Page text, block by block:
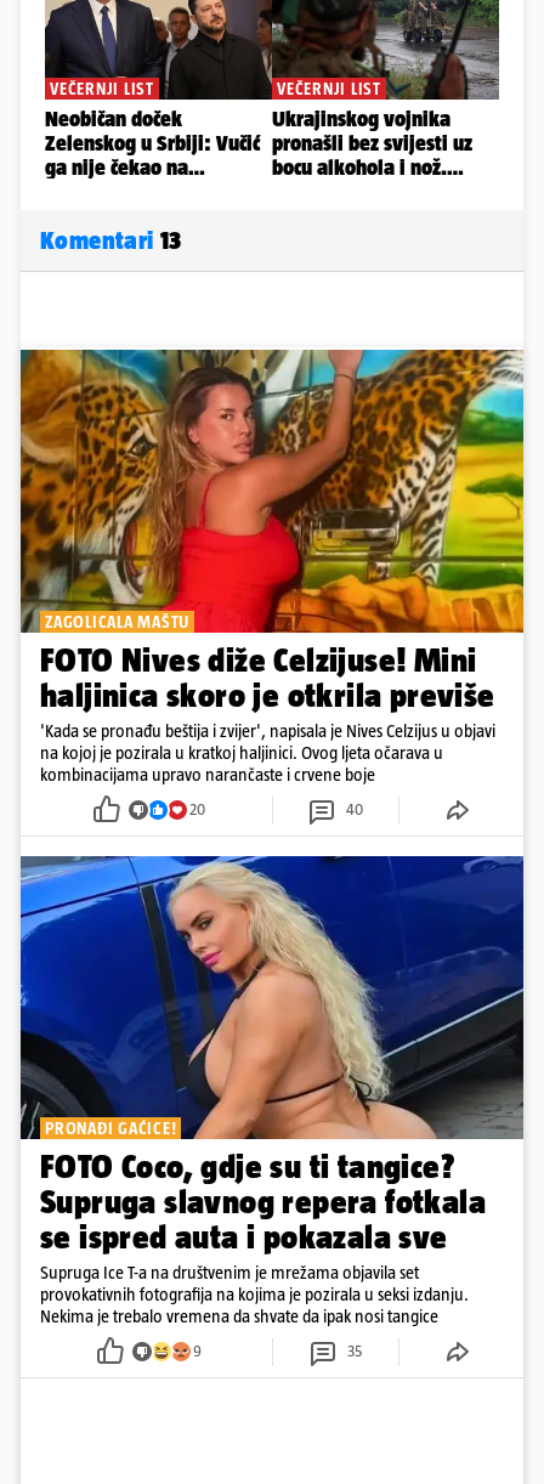
Komentari 13
ZAGOLICALA MAŠTU
FOTO Nives diže Celzijuse! Mini
haljinica skoro je otkrila previše
'Kada se pronađu beštija i zvijer', napisala je Nives Celzijus u objavi
na kojoj je pozirala u kratkoj haljinici. Ovog ljeta očarava u
kombinacijama upravo narančaste i crvene boje
20 40
PRONAĐI GAĆICE!
FOTO Coco, gdje su ti tangice?
Supruga slavnog repera fotkala
se ispred auta i pokazala sve
Supruga Ice T-a na društvenim je mrežama objavila set
provokativnih fotografija na kojima je pozirala u seksi izdanju.
Nekima je trebalo vremena da shvate da ipak nosi tangice
9 35